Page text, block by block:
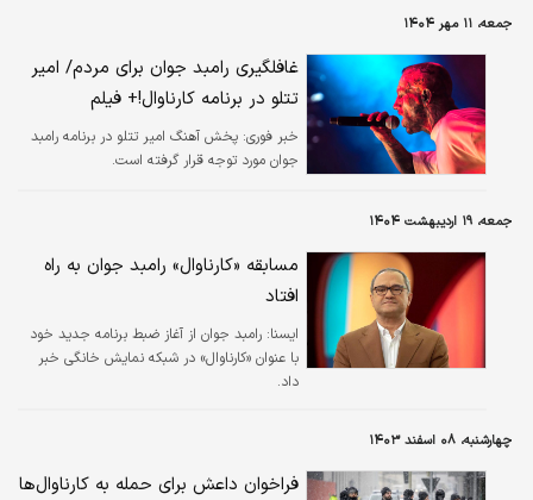
فصل دومش جا می‌افتد و تکلیفش روشن
می‌شود».
جمعه، ۱۱ مهر ۱۴۰۴
غافلگیری رامبد جوان برای مردم/ امیر
تتلو در برنامه کارناوال!+ فیلم
خبر فوری: پخش آهنگ امیر تتلو در برنامه رامبد
جوان مورد توجه قرار گرفته است.
جمعه، ۱۹ اردیبهشت ۱۴۰۴
مسابقه «کارناوال» رامبد جوان به راه
افتاد
ايسنا: رامبد جوان از آغاز ضبط برنامه جدید خود
با عنوان «کارناوال» در شبکه نمایش خانگی خبر
داد.
چهارشنبه، ۰۸ اسفند ۱۴۰۳
فراخوان داعش برای حمله به کارناوال‌ها